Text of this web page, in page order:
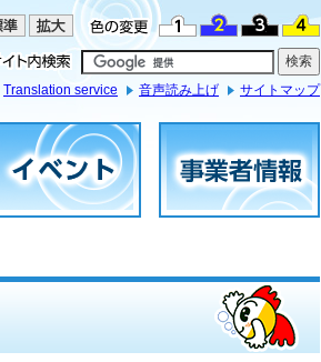
Translation service 音声読み上げ サイトマップ